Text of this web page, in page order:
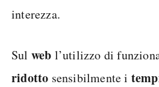
interezza.
Sul web l’utilizzo di
ridotto sensibilmente i